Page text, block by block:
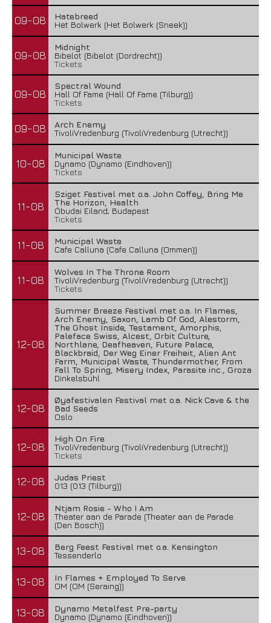
09-08
Hatebreed
Het Bolwerk (Het Bolwerk (Sneek))
09-08
Midnight
Bibelot (Bibelot (Dordrecht))
Tickets
09-08
Spectral Wound
Hall Of Fame (Hall Of Fame (Tilburg))
Tickets
09-08
Arch Enemy
TivoliVredenburg (TivoliVredenburg (Utrecht))
10-08
Municipal Waste
Dynamo (Dynamo (Eindhoven))
Tickets
11-08
Sziget Festival met o.a. John Coffey, Bring Me
The Horizon, Health
Óbudai Eiland, Budapest
Tickets
11-08
Municipal Waste
Cafe Calluna (Cafe Calluna (Ommen))
11-08
Wolves In The Throne Room
TivoliVredenburg (TivoliVredenburg (Utrecht))
Tickets
12-08
Summer Breeze Festival met o.a. In Flames,
Arch Enemy, Saxon, Lamb Of God, Alestorm,
The Ghost Inside, Testament, Amorphis,
Paleface Swiss, Alcest, Orbit Culture,
Northlane, Deafheaven, Future Palace,
Blackbraid, Der Weg Einer Freiheit, Alien Ant
Farm, Municipal Waste, Thundermother, From
Fall To Spring, Misery Index, Parasite inc., Groza
Dinkelsbühl
12-08
Øyafestivalen Festival met o.a. Nick Cave & the
Bad Seeds
Oslo
12-08
High On Fire
TivoliVredenburg (TivoliVredenburg (Utrecht))
Tickets
12-08
Judas Priest
013 (013 (Tilburg))
12-08
Ntjam Rosie - Who I Am
Theater aan de Parade (Theater aan de Parade
(Den Bosch))
13-08
Berg Feest Festival met o.a. Kensington
Tessenderlo
13-08
In Flames + Employed To Serve
OM (OM (Seraing))
13-08
Dynamo Metalfest Pre-party
Dynamo (Dynamo (Eindhoven))